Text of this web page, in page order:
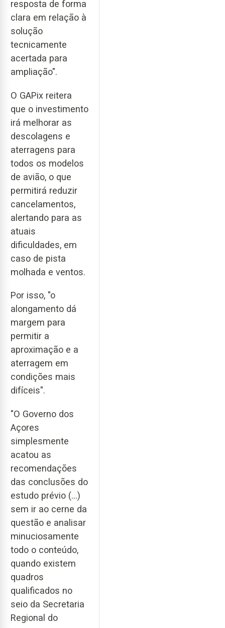
resposta de forma
clara em relação à
solução
tecnicamente
acertada para
ampliação".
O GAPix reitera
que o investimento
irá melhorar as
descolagens e
aterragens para
todos os modelos
de avião, o que
permitirá reduzir
cancelamentos,
alertando para as
atuais
dificuldades, em
caso de pista
molhada e ventos.
Por isso, "o
alongamento dá
margem para
permitir a
aproximação e a
aterragem em
condições mais
difíceis".
"O Governo dos
Açores
simplesmente
acatou as
recomendações
das conclusões do
estudo prévio (…)
sem ir ao cerne da
questão e analisar
minuciosamente
todo o conteúdo,
quando existem
quadros
qualificados no
seio da Secretaria
Regional do